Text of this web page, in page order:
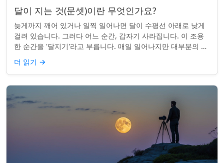
달이 지는 것(문셋)이란 무엇인가요?
늦게까지 깨어 있거나 일찍 일어나면 달이 수평선 아래로 낮게
걸려 있습니다. 그러다 어느 순간, 갑자기 사라집니다. 이 조용
한 순간을 '달지기'라고 부릅니다. 매일 일어나지만 대부분의 사
람들은 놓치곤 합니다. 핵심 ...
더 읽기 →